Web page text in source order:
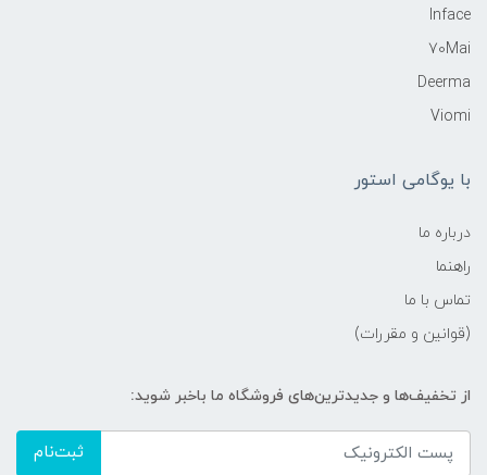
Inface
70Mai
Deerma
Viomi
با یوگامی استور
درباره ما
راهنما
تماس با ما
(قوانین و مقررات)
از تخفیف‌ها و جدیدترین‌های فروشگاه ما باخبر شوید:
ثبت‌نام